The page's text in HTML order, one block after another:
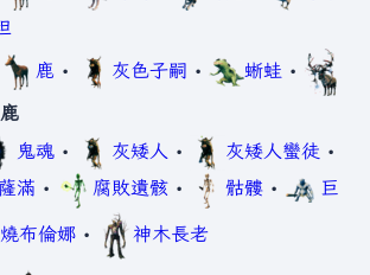
鹿 • 灰色子嗣 • 蜥蛙 •
鬼魂 • 灰矮人 • 灰矮人蠻徒 •
滿 • 腐敗遺骸 • 骷髏 • 巨
布倫娜 • 神木長老